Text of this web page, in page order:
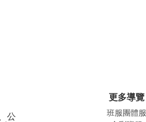
公
更多導覽
班服團體服